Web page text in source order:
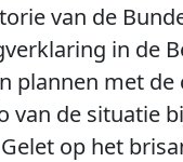
van de
in de
plannen met de
van de situatie
Gelet op het